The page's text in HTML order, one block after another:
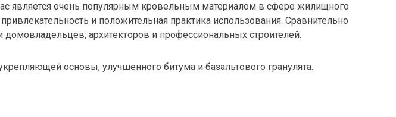
является очень популярным кровельным материалом в сфере жилищного
и положительная практика использования. Сравнительно
архитекторов и профессиональных строителей.
основы, улучшенного битума и базальтового гранулята.